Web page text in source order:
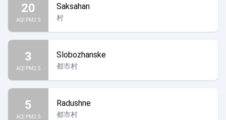
20
AQI PM2.5
Saksahan
村
3
AQI PM2.5
Slobozhanske
都市村
5
AQI PM2.5
Radushne
都市村